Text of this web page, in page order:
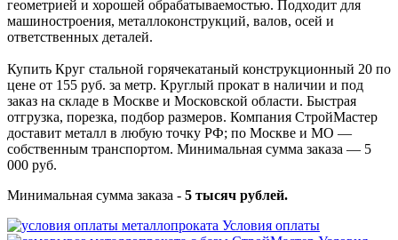
геометрией и хорошей обрабатываемостью. Подходит для
машиностроения, металлоконструкций, валов, осей и
ответственных деталей.
Купить Круг стальной горячекатаный конструкционный 20 по
цене от 155 руб. за метр. Круглый прокат в наличии и под
заказ на складе в Москве и Московской области. Быстрая
отгрузка, порезка, подбор размеров. Компания СтройМастер
доставит металл в любую точку РФ; по Москве и МО —
собственным транспортом. Минимальная сумма заказа — 5
000 руб.
Минимальная сумма заказа - 5 тысяч рублей.
Условия оплаты